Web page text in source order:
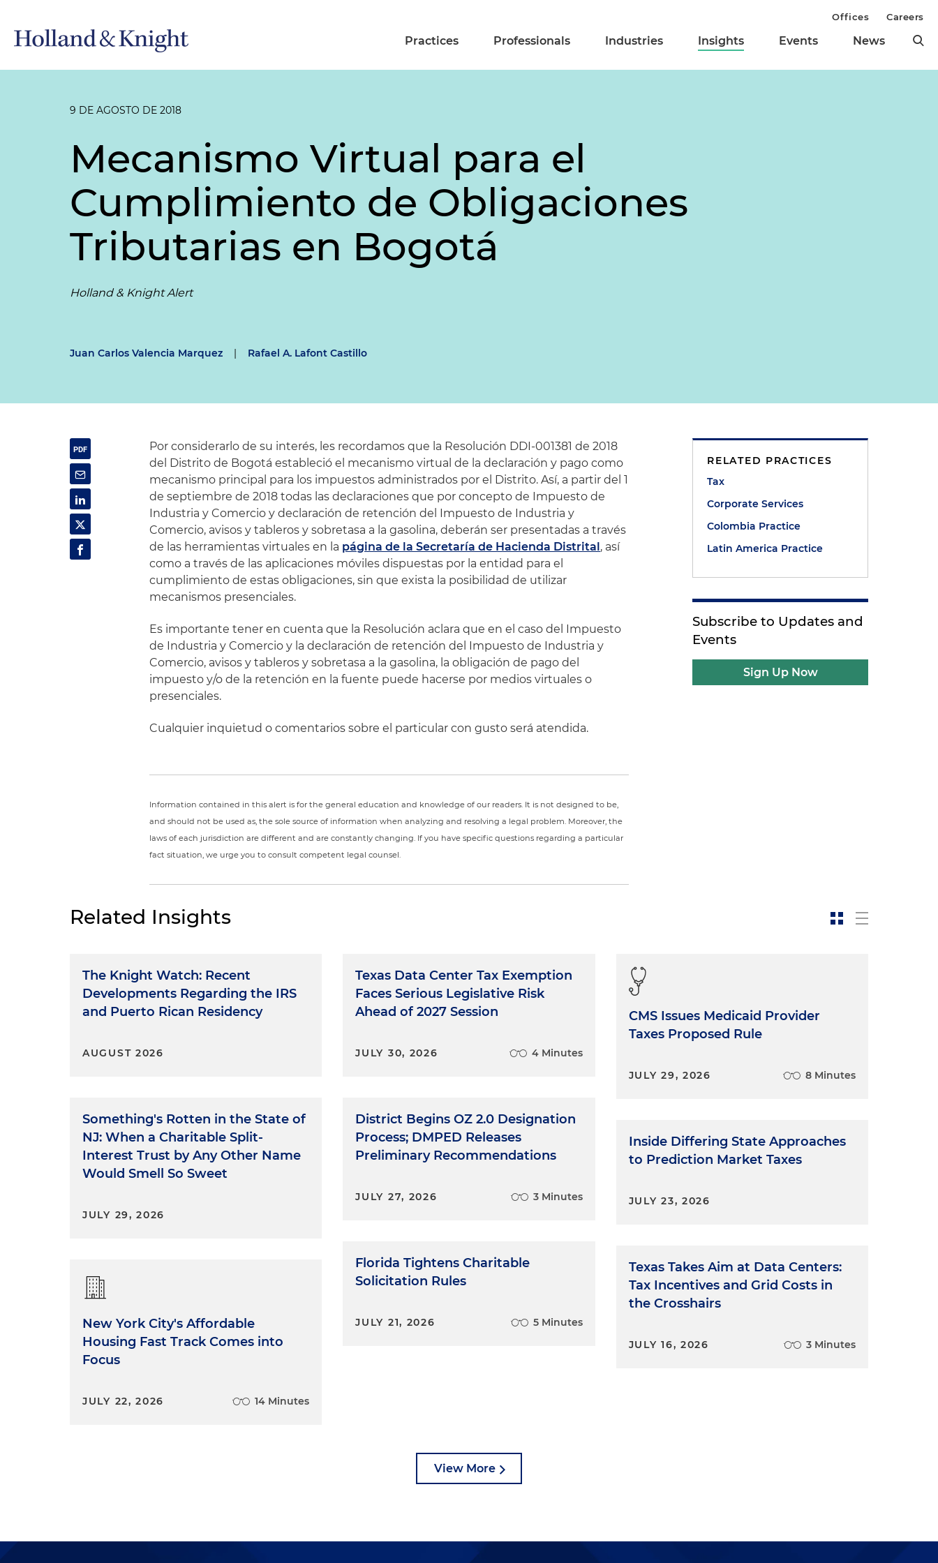
Practices Professionals Industries Insights Events News
Offices Careers
9 DE AGOSTO DE 2018
Mecanismo Virtual para el
Cumplimiento de Obligaciones
Tributarias en Bogotá
Holland & Knight Alert
Juan Carlos Valencia Marquez | Rafael A. Lafont Castillo
Por considerarlo de su interés, les recordamos que la Resolución DDI-001381 de 2018
del Distrito de Bogotá estableció el mecanismo virtual de la declaración y pago como
mecanismo principal para los impuestos administrados por el Distrito. Así, a partir del 1
de septiembre de 2018 todas las declaraciones que por concepto de Impuesto de
Industria y Comercio y declaración de retención del Impuesto de Industria y
Comercio, avisos y tableros y sobretasa a la gasolina, deberán ser presentadas a través
de las herramientas virtuales en la página de la Secretaría de Hacienda Distrital, así
como a través de las aplicaciones móviles dispuestas por la entidad para el
cumplimiento de estas obligaciones, sin que exista la posibilidad de utilizar
mecanismos presenciales.
Es importante tener en cuenta que la Resolución aclara que en el caso del Impuesto
de Industria y Comercio y la declaración de retención del Impuesto de Industria y
Comercio, avisos y tableros y sobretasa a la gasolina, la obligación de pago del
impuesto y/o de la retención en la fuente puede hacerse por medios virtuales o
presenciales.
Cualquier inquietud o comentarios sobre el particular con gusto será atendida.
Information contained in this alert is for the general education and knowledge of our readers. It is not designed to be,
and should not be used as, the sole source of information when analyzing and resolving a legal problem. Moreover, the
laws of each jurisdiction are different and are constantly changing. If you have specific questions regarding a particular
fact situation, we urge you to consult competent legal counsel.
RELATED PRACTICES
Tax
Corporate Services
Colombia Practice
Latin America Practice
Subscribe to Updates and
Events
Sign Up Now
Related Insights
The Knight Watch: Recent
Developments Regarding the IRS
and Puerto Rican Residency
AUGUST 2026
Something's Rotten in the State of
NJ: When a Charitable Split-
Interest Trust by Any Other Name
Would Smell So Sweet
JULY 29, 2026
New York City's Affordable
Housing Fast Track Comes into
Focus
JULY 22, 2026 14 Minutes
Texas Data Center Tax Exemption
Faces Serious Legislative Risk
Ahead of 2027 Session
JULY 30, 2026 4 Minutes
District Begins OZ 2.0 Designation
Process; DMPED Releases
Preliminary Recommendations
JULY 27, 2026 3 Minutes
Florida Tightens Charitable
Solicitation Rules
JULY 21, 2026 5 Minutes
CMS Issues Medicaid Provider
Taxes Proposed Rule
JULY 29, 2026 8 Minutes
Inside Differing State Approaches
to Prediction Market Taxes
JULY 23, 2026
Texas Takes Aim at Data Centers:
Tax Incentives and Grid Costs in
the Crosshairs
JULY 16, 2026 3 Minutes
View More